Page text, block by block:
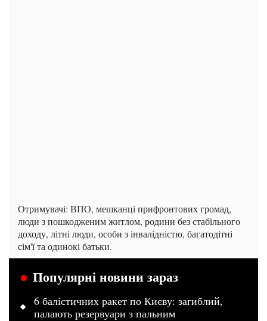
Отримувачі: ВПО, мешканці прифронтових громад,
люди з пошкодженим житлом, родини без стабільного
доходу, літні люди, особи з інвалідністю, багатодітні
сім'ї та одинокі батьки.
Популярні новини зараз
6 балістичних ракет по Києву: загиблий,
палають резервуари з пальним